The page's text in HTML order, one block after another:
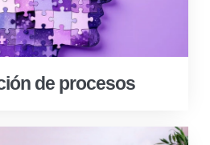
de procesos